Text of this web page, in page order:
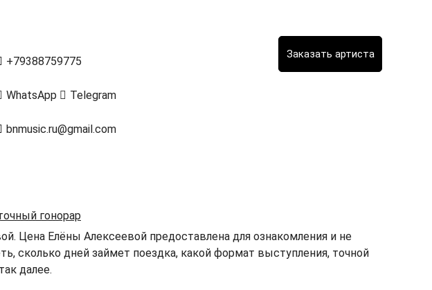
+79388759775
WhatsApp Telegram
bnmusic.ru@gmail.com
гонорар
Цена Елёны Алексеевой предоставлена для ознакомления и не
сколько дней займет поездка, какой формат выступления, точной
далее.